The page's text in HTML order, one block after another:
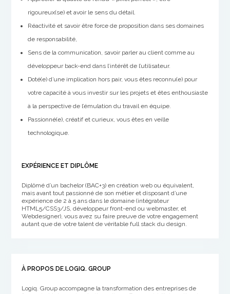
rigoureux(se) et avoir le sens du détail.
Réactivité et savoir être force de proposition dans ses domaines
de responsabilité,
Sens de la communication, savoir parler au client comme au
développeur back-end dans l’intérêt de l’utilisateur.
Doté(e) d’une implication hors pair, vous êtes reconnu(e) pour
votre capacité à vous investir sur les projets et êtes enthousiaste
à la perspective de l’émulation du travail en équipe.
Passionné(e), créatif et curieux, vous êtes en veille
technologique.
EXPÉRIENCE ET DIPLÔME
Diplômé d’un bachelor (BAC+3) en création web ou équivalent,
mais avant tout passionné de son métier et disposant d’une
expérience de 2 à 5 ans dans le domaine (intégrateur
HTML5/CSS3/JS, développeur front-end ou webmaster, et
Webdesigner), vous avez su faire preuve de votre engagement
autant que de votre talent de véritable full stack du design.
À PROPOS DE LOGIQ. GROUP
Logiq. Group accompagne la transformation des entreprises de